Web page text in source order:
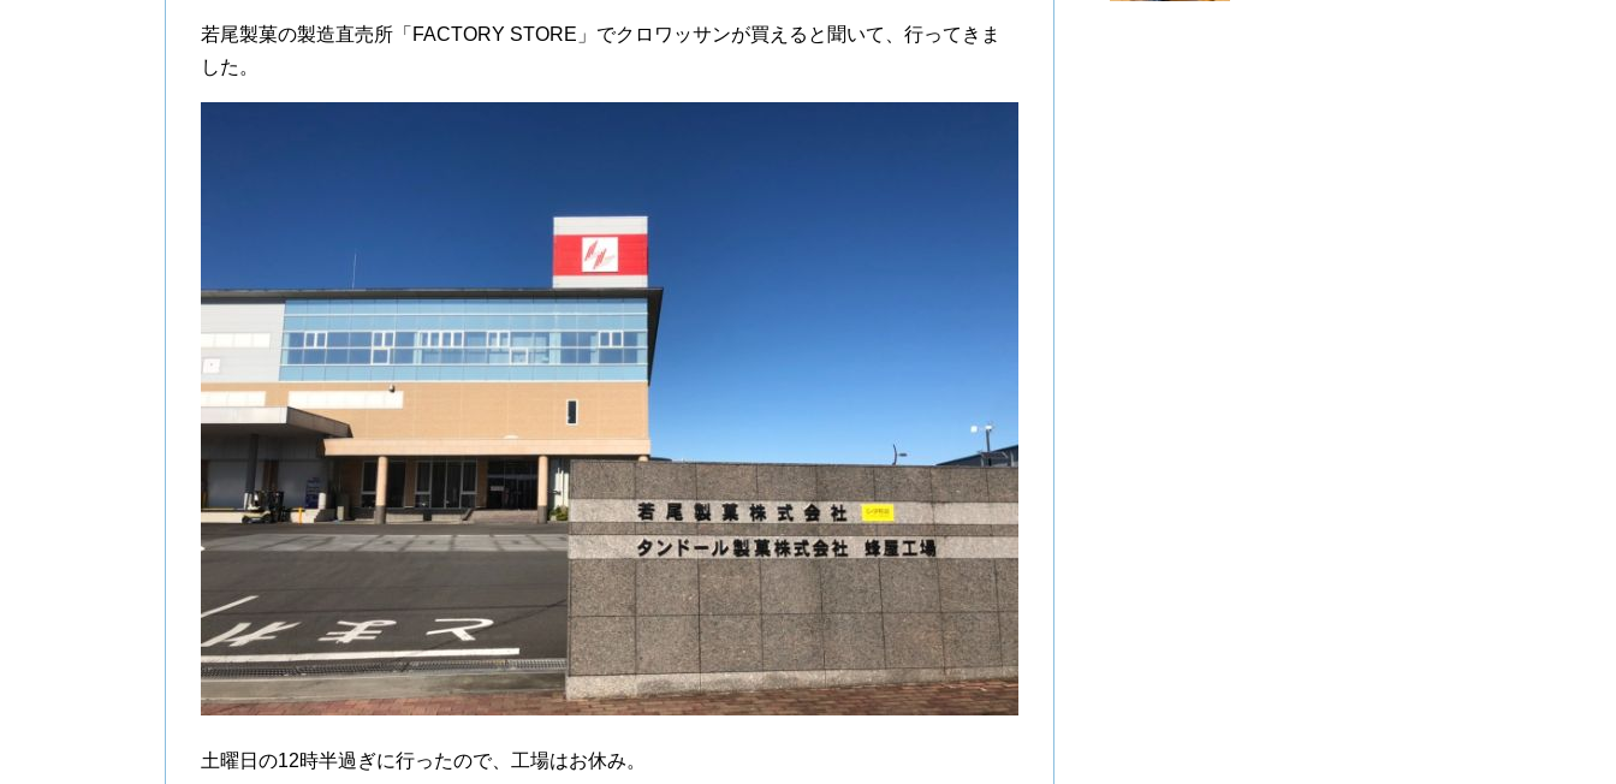
若尾製菓の製造直売所「FACTORY STORE」でクロワッサンが買えると聞いて、行ってきま
した。
土曜日の12時半過ぎに行ったので、工場はお休み。